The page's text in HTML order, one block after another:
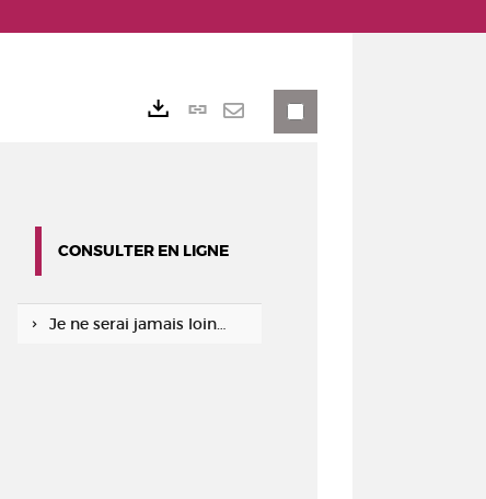
Lien
CONSULTER EN LIGNE
Je ne serai jamais loin…